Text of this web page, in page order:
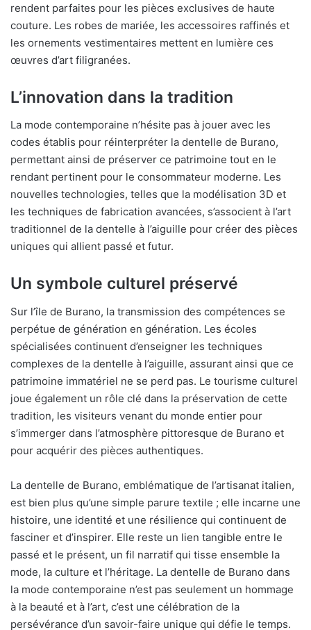
rendent parfaites pour les pièces exclusives de haute
couture. Les robes de mariée, les accessoires raffinés et
les ornements vestimentaires mettent en lumière ces
œuvres d’art filigranées.
L’innovation dans la tradition
La mode contemporaine n’hésite pas à jouer avec les
codes établis pour réinterpréter la dentelle de Burano,
permettant ainsi de préserver ce patrimoine tout en le
rendant pertinent pour le consommateur moderne. Les
nouvelles technologies, telles que la modélisation 3D et
les techniques de fabrication avancées, s’associent à l’art
traditionnel de la dentelle à l’aiguille pour créer des pièces
uniques qui allient passé et futur.
Un symbole culturel préservé
Sur l’île de Burano, la transmission des compétences se
perpétue de génération en génération. Les écoles
spécialisées continuent d’enseigner les techniques
complexes de la dentelle à l’aiguille, assurant ainsi que ce
patrimoine immatériel ne se perd pas. Le tourisme culturel
joue également un rôle clé dans la préservation de cette
tradition, les visiteurs venant du monde entier pour
s’immerger dans l’atmosphère pittoresque de Burano et
pour acquérir des pièces authentiques.
La dentelle de Burano, emblématique de l’artisanat italien,
est bien plus qu’une simple parure textile ; elle incarne une
histoire, une identité et une résilience qui continuent de
fasciner et d’inspirer. Elle reste un lien tangible entre le
passé et le présent, un fil narratif qui tisse ensemble la
mode, la culture et l’héritage. La dentelle de Burano dans
la mode contemporaine n’est pas seulement un hommage
à la beauté et à l’art, c’est une célébration de la
persévérance d’un savoir-faire unique qui défie le temps.